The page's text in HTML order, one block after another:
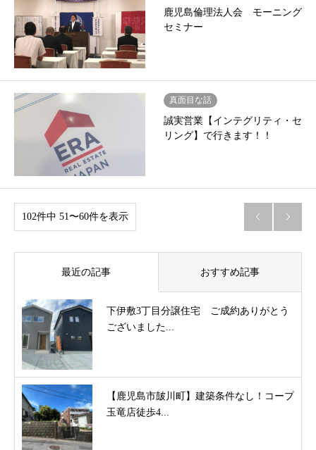
鹿児島倫理法人会 モーニング
セミナー
真面目な話
誠実営業【インテグリティ・セ
リング】で行きます！！
102件中 51〜60件を表示  
最近の記事 おすすめ記事
下伊敷3丁目分譲住宅 ご成約ありがとう
ございました...
【鹿児島市皷川町】建築条件なし！コープ
玉竜店徒歩4...